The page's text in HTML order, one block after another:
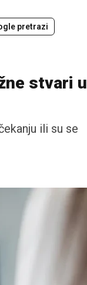
pretrazi
stvari u
ili su se